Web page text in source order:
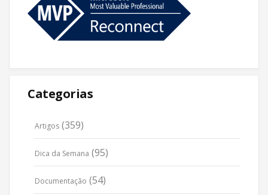
Categorias
Artigos (359)
Dica da Semana (95)
Documentação (54)